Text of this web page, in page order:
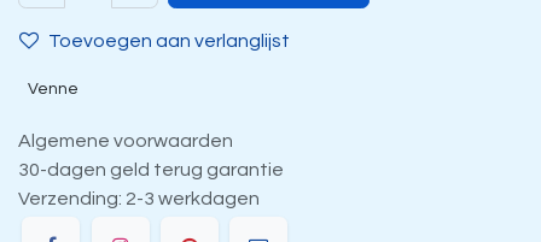
Toevoegen aan verlanglijst
Venne
Algemene voorwaarden
30-dagen geld terug garantie
Verzending: 2-3 werkdagen